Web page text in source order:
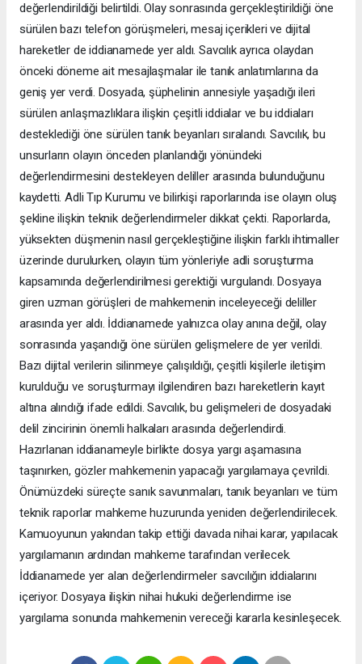
değerlendirildiği belirtildi. Olay sonrasında gerçekleştirildiği öne
sürülen bazı telefon görüşmeleri, mesaj içerikleri ve dijital
hareketler de iddianamede yer aldı. Savcılık ayrıca olaydan
önceki döneme ait mesajlaşmalar ile tanık anlatımlarına da
geniş yer verdi. Dosyada, şüphelinin annesiyle yaşadığı ileri
sürülen anlaşmazlıklara ilişkin çeşitli iddialar ve bu iddiaları
desteklediği öne sürülen tanık beyanları sıralandı. Savcılık, bu
unsurların olayın önceden planlandığı yönündeki
değerlendirmesini destekleyen deliller arasında bulunduğunu
kaydetti. Adli Tıp Kurumu ve bilirkişi raporlarında ise olayın oluş
şekline ilişkin teknik değerlendirmeler dikkat çekti. Raporlarda,
yüksekten düşmenin nasıl gerçekleştiğine ilişkin farklı ihtimaller
üzerinde durulurken, olayın tüm yönleriyle adli soruşturma
kapsamında değerlendirilmesi gerektiği vurgulandı. Dosyaya
giren uzman görüşleri de mahkemenin inceleyeceği deliller
arasında yer aldı. İddianamede yalnızca olay anına değil, olay
sonrasında yaşandığı öne sürülen gelişmelere de yer verildi.
Bazı dijital verilerin silinmeye çalışıldığı, çeşitli kişilerle iletişim
kurulduğu ve soruşturmayı ilgilendiren bazı hareketlerin kayıt
altına alındığı ifade edildi. Savcılık, bu gelişmeleri de dosyadaki
delil zincirinin önemli halkaları arasında değerlendirdi.
Hazırlanan iddianameyle birlikte dosya yargı aşamasına
taşınırken, gözler mahkemenin yapacağı yargılamaya çevrildi.
Önümüzdeki süreçte sanık savunmaları, tanık beyanları ve tüm
teknik raporlar mahkeme huzurunda yeniden değerlendirilecek.
Kamuoyunun yakından takip ettiği davada nihai karar, yapılacak
yargılamanın ardından mahkeme tarafından verilecek.
İddianamede yer alan değerlendirmeler savcılığın iddialarını
içeriyor. Dosyaya ilişkin nihai hukuki değerlendirme ise
yargılama sonunda mahkemenin vereceği kararla kesinleşecek.